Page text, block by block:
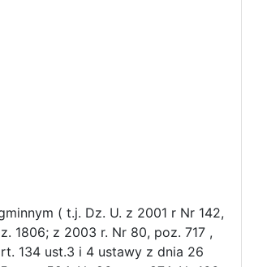
( t.j. Dz. U. z 2001 r Nr 142,
1806; z 2003 r. Nr 80, poz. 717 ,
134 ust.3 i 4 ustawy z dnia 26